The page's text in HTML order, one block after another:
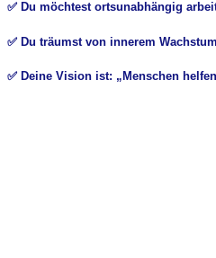
✅ Du möchtest ortsunabhängig
✅ Du träumst von innerem Wachstum
✅ Deine Vision ist: „ Menschen helfen